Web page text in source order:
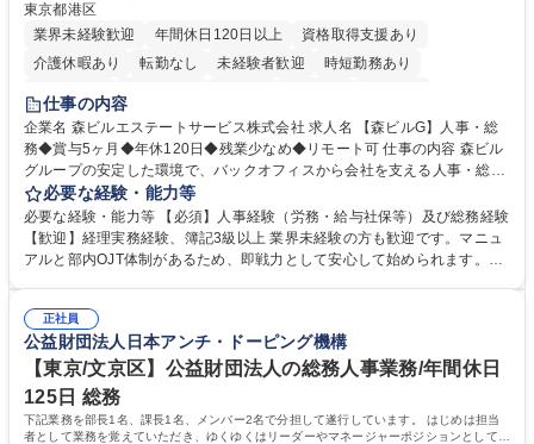
東京都港区
業界未経験歓迎
年間休日120日以上
資格取得支援あり
介護休暇あり
転勤なし 未経験者歓迎
時短勤務あり
経験者歓迎
完全週休2日制
交通費支給 長期歓迎 駅近5分以内 土日祝休み
仕事の内容
企業名 森ビルエステートサービス株式会社 求人名 【森ビルG】人事・総
務◆賞与5ヶ月◆年休120日◆残業少なめ◆リモート可 仕事の内容 森ビル
グループの安定した環境で、バックオフィスから会社を支える人事・総務
をお任せします。 労務と総務の業務をバランスよく担当し、ゆくゆくは制
度改定などのコア業務にも挑戦できる、やりがいある環境です。 ■勤怠管
理、給与計算、社会保険手続き、年末調整等の労務管理全般 ■入退社手続
き、社内規定の改定や人事制度改定などのコア業務 ■社内イベントの企画
でも質問・相談できる環境が整っているため、安心して成長できます。 募
集職種 【森ビルG】人事・総務◆賞与5ヶ月◆年休120日◆残業少なめ◆
リモート可
必要な経験・能力等
必要な経験・能力等 【必須】人事経験（労務・給与社保等）及び総務経験
【歓迎】経理実務経験、簿記3級以上 業界未経験の方も歓迎です。マニュ
アルと部内OJT体制があるため、即戦力として安心して始められます。
務に挑戦できるため、自身の成長と組織への貢献度をダイレクトに実感で
きます。 残業少なめ、週1日リモート可など、ワークライフバランスを保
ち長期活躍できる環境です。 「これまでの幅広い経験を活かし、長期的な
キャリアを築きたい」という前向きな意欲と挑戦を全力で応援します。 学
歴・資格 学歴：大学院 大学 高専 短大 専修学校 高校 語学力： 資格：日商
簿記検定1級 日商簿記検定2級 日商簿記検定3級
正社員
公益財団法人日本アンチ・ドーピング機構
【東京/文京区】公益財団法人の総務人事業務/年間休日
125日 総務
下記業務を部長1名、課長1名、メンバー2名で分担して遂行しています。 はじめは担当
者として業務を覚えていただき、ゆくゆくはリーダーやマネージャーポジションとして活